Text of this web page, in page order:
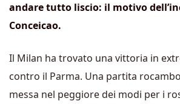
andare tutto liscio: il motivo
Conceicao.
Il Milan ha trovato una vittoria in
contro il Parma. Una partita
messa nel peggiore dei modi per i